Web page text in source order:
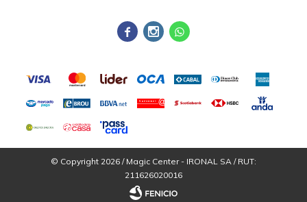
  
© Copyright 2026 / Magic Center - IRONAL SA / RUT:
211626020016